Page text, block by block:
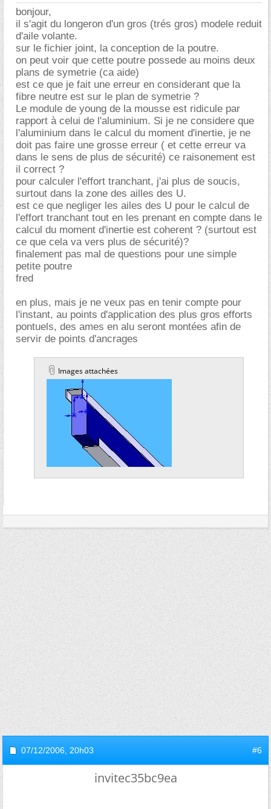
bonjour,
il s'agit du longeron d'un gros (trés gros) modele reduit
d'aile volante.
sur le fichier joint, la conception de la poutre.
on peut voir que cette poutre possede au moins deux
plans de symetrie (ca aide)
est ce que je fait une erreur en considerant que la
fibre neutre est sur le plan de symetrie ?
Le module de young de la mousse est ridicule par
rapport à celui de l'aluminium. Si je ne considere que
l'aluminium dans le calcul du moment d'inertie, je ne
doit pas faire une grosse erreur ( et cette erreur va
dans le sens de plus de sécurité) ce raisonement est
il correct ?
pour calculer l'effort tranchant, j'ai plus de soucis,
surtout dans la zone des ailles des U.
est ce que negliger les ailes des U pour le calcul de
l'effort tranchant tout en les prenant en compte dans le
calcul du moment d'inertie est coherent ? (surtout est
ce que cela va vers plus de sécurité)?
finalement pas mal de questions pour une simple
petite poutre
fred
en plus, mais je ne veux pas en tenir compte pour
l'instant, au points d'application des plus gros efforts
pontuels, des ames en alu seront montées afin de
servir de points d'ancrages
Images attachées
07/12/2006, 20h03 #6
invitec35bc9ea